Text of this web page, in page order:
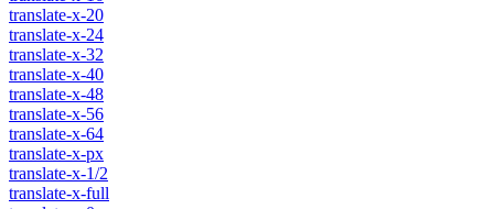
translate-x-20
translate-x-24
translate-x-32
translate-x-40
translate-x-48
translate-x-56
translate-x-64
translate-x-px
translate-x-1/2
translate-x-full